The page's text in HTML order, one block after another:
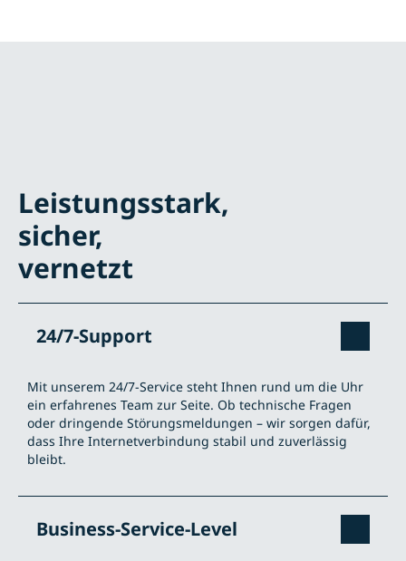
Leistungsstark,
sicher,
vernetzt
24/7-Support
Mit unserem 24/7-Service steht Ihnen rund um die Uhr
ein erfahrenes Team zur Seite. Ob technische Fragen
oder dringende Störungsmeldungen – wir sorgen dafür,
dass Ihre Internetverbindung stabil und zuverlässig
bleibt.
Business-Service-Level